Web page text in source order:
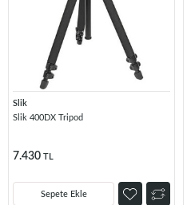
Slik
Slik 400DX Tripod
7.430 TL
Sepete Ekle